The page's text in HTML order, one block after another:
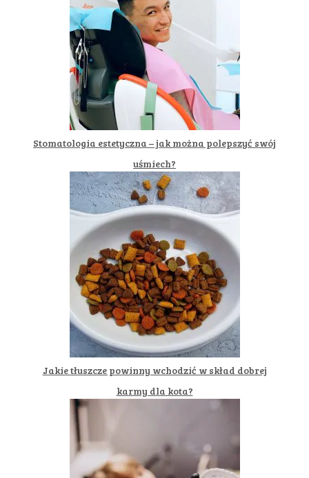
Stomatologia estetyczna – jak można polepszyć swój
uśmiech?
Jakie tłuszcze powinny wchodzić w skład dobrej
karmy dla kota?